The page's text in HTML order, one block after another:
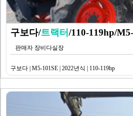
구보다/트랙터/110-119hp/
판매자 장비다실장
구보다 | M5-101SE | 2022년식 | 110-119hp